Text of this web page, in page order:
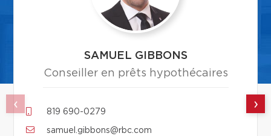
SAMUEL GIBBONS
Conseiller en prêts hypothécaires
819 690-0279
samuel.gibbons@rbc.com
›
‹